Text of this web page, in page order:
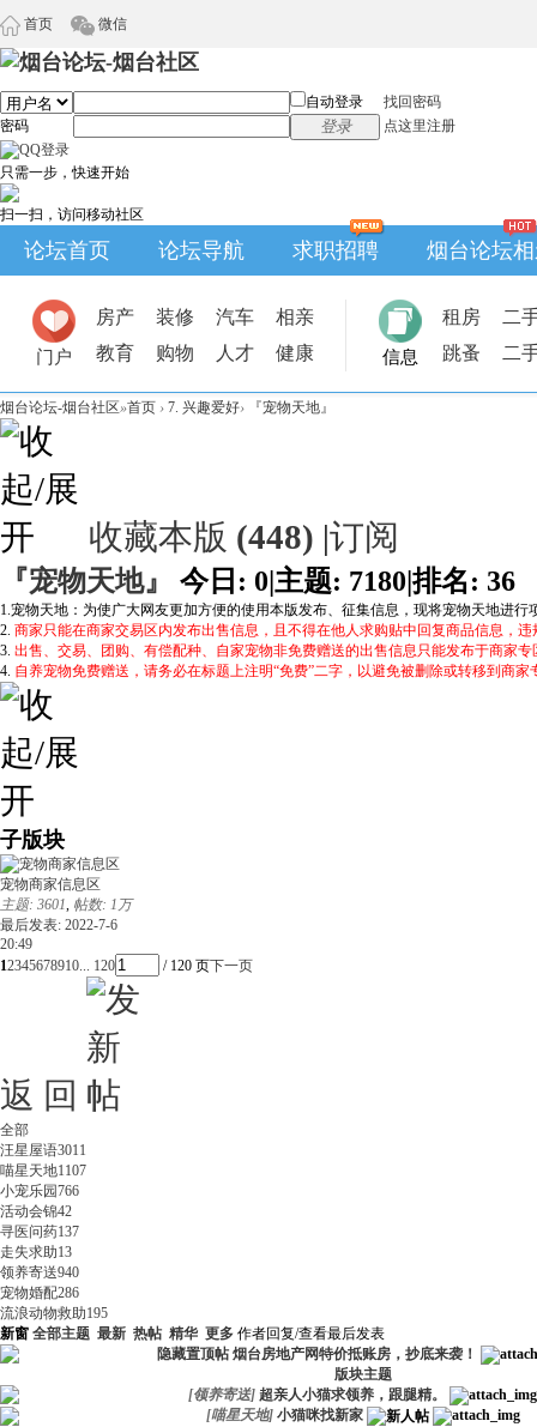
首页 微信
自动登录
找回密码
密码
登录 点这里注册
只需一步，快速开始
扫一扫，访问移动社区
论坛首页 论坛导航 求职招聘 烟台论坛
门户
房产 装修 汽车
相亲
教育
购物 人才 健康 信息
租房
二
跳蚤
二
烟台论坛-烟台社区»首页 › 7. 兴趣爱好› 『宠物天地』
收藏本版 (448) |订阅
『宠物天地』 今日: 0|主题: 7180|排名: 36
1.宠物天地：为使广大网友更加方便的使用本版发布、征集信息，现将宠物天地进
2. 商家只能在商家交易区内发布出售信息，且不得在他人求购贴中回复商品信息，
3. 出售、交易、团购、有偿配种、自家宠物非免费赠送的出售信息只能发布于商家
4. 自养宠物免费赠送，请务必在标题上注明“免费”二字，以避免被删除或转移到商家
子版块
宠物商家信息区
主题: 3601, 帖数: 1万
最后发表: 2022-7-6
20:49
12345678910... 120 / 120 页下一页
返 回
全部
汪星屋语3011
喵星天地1107
小宠乐园766
活动会锦42
寻医问药137
走失求助13
领养寄送940
宠物婚配286
流浪动物救助195
新窗 全部主题 最新 热帖 精华 更多 作者回复/查看最后发表
隐藏置顶帖 烟台房地产网特价抵账房，抄底来袭！
版块主题
[领养寄送] 超亲人小猫求领养，跟腿精。
[喵星天地] 小猫咪找新家